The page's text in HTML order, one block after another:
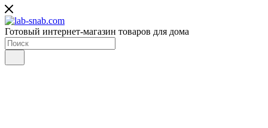
Готовый интернет-магазин товаров для дома